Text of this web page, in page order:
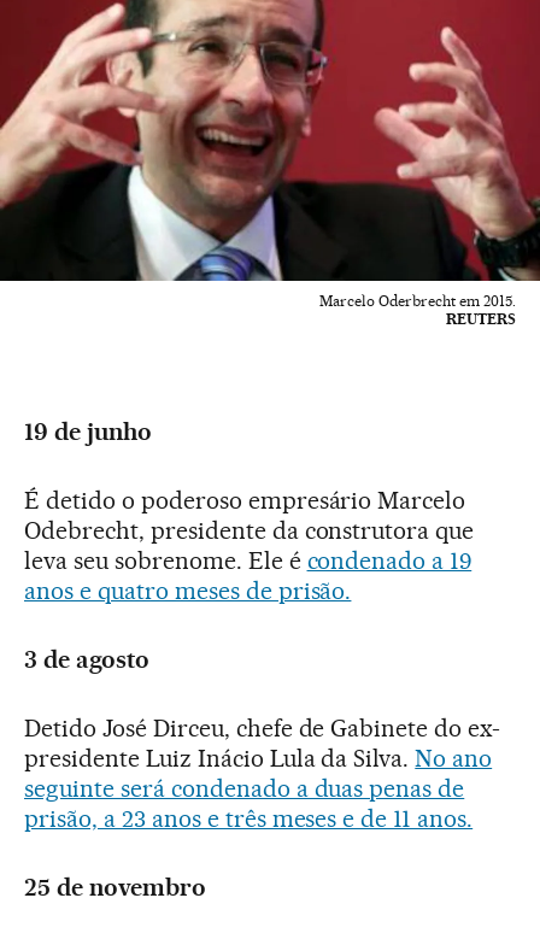
Marcelo Oderbrecht em 2015.
REUTERS
19 de junho
É detido o poderoso empresário Marcelo
Odebrecht, presidente da construtora que
leva seu sobrenome. Ele é condenado a 19
anos e quatro meses de prisão.
3 de agosto
Detido José Dirceu, chefe de Gabinete do ex-
presidente Luiz Inácio Lula da Silva.No ano
seguinte será condenado a duas penas de
prisão, a 23 anos e três meses e de 11 anos.
25 de novembro